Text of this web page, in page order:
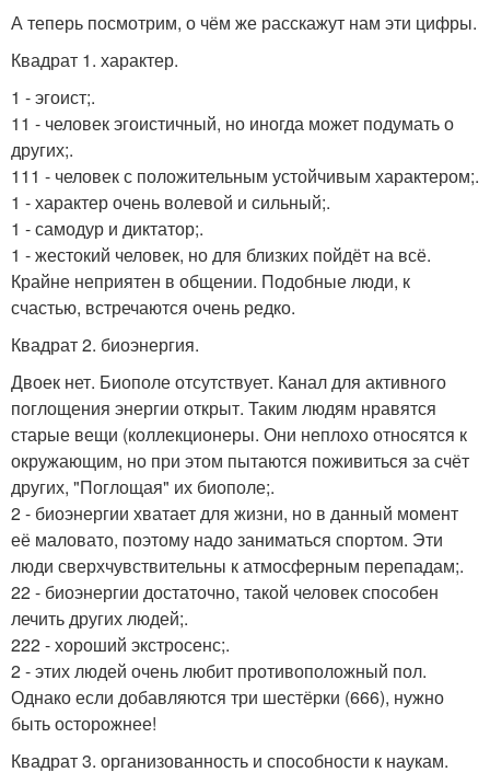
А теперь посмотрим, о чём же расскажут нам эти цифры.
Квадрат 1. характер.
1 - эгоист;.
11 - человек эгоистичный, но иногда может подумать о
других;.
111 - человек с положительным устойчивым характером;.
1 - характер очень волевой и сильный;.
1 - самодур и диктатор;.
1 - жестокий человек, но для близких пойдёт на всё.
Крайне неприятен в общении. Подобные люди, к
счастью, встречаются очень редко.
Квадрат 2. биоэнергия.
Двоек нет. Биополе отсутствует. Канал для активного
поглощения энергии открыт. Таким людям нравятся
старые вещи (коллекционеры. Они неплохо относятся к
окружающим, но при этом пытаются поживиться за счёт
других, "Поглощая" их биополе;.
2 - биоэнергии хватает для жизни, но в данный момент
её маловато, поэтому надо заниматься спортом. Эти
люди сверхчувствительны к атмосферным перепадам;.
22 - биоэнергии достаточно, такой человек способен
лечить других людей;.
222 - хороший экстросенс;.
2 - этих людей очень любит противоположный пол.
Однако если добавляются три шестёрки (666), нужно
быть осторожнее!
Квадрат 3. организованность и способности к наукам.